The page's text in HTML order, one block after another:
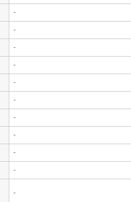
-
-
-
-
-
-
-
-
-
-
-